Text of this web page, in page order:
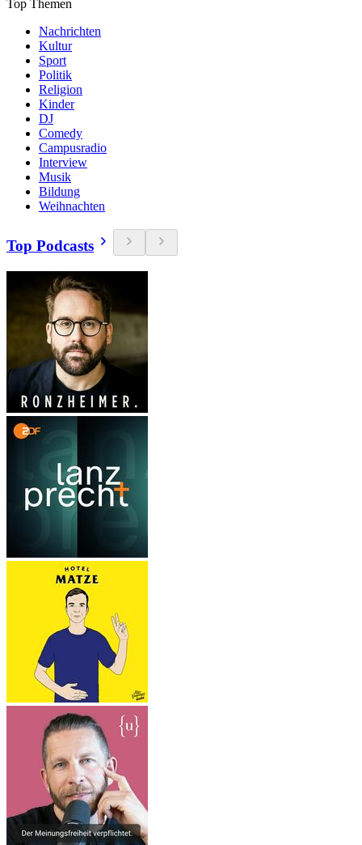
Top Themen
Nachrichten
Kultur
Sport
Politik
Religion
Kinder
DJ
Comedy
Campusradio
Interview
Musik
Bildung
Weihnachten
Top Podcasts